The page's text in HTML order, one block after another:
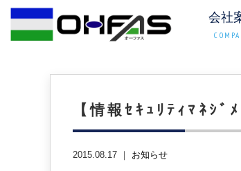
会社
【情報ｾｷｭﾘﾃｨﾏﾈｼﾞ
2015.08.17 ｜ お知らせ